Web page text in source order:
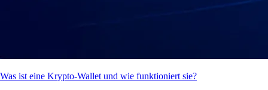
Was ist eine Krypto-Wallet und wie funktioniert sie?